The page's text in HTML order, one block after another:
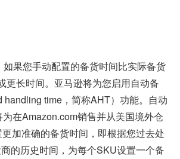
果您手动配置的备货时间比实际备货
更长时间。亚马逊将为您启用自动备
handling time，简称AHT）功能。自动
在Amazon.com销售并从美国境外仓
加准确的备货时间，即根据您过去处
的历史时间，为每个SKU设置一个备